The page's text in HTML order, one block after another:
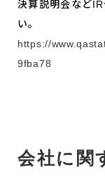
決算説明会など
い。
https://
9fba78
会社に関